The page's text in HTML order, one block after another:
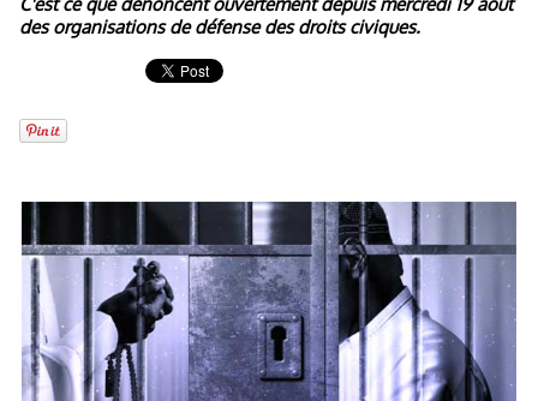
des organisations de défense des droits civiques.